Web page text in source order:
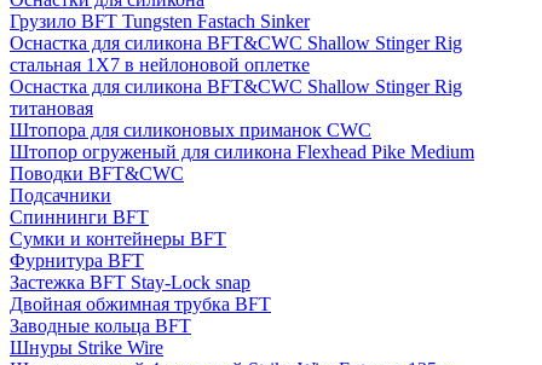
Грузило BFT Tungsten Fastach Sinker
Оснастка для силикона BFT&CWC Shallow Stinger Rig
стальная 1X7 в нейлоновой оплетке
Оснастка для силикона BFT&CWC Shallow Stinger Rig
титановая
Штопора для силиконовых приманок CWC
Штопор огруженый для силикона Flexhead Pike Medium
Поводки BFT&CWC
Подсачники
Спиннинги BFT
Сумки и контейнеры BFT
Фурнитура BFT
Застежка BFT Stay-Lock snap
Двойная обжимная трубка BFT
Заводные кольца BFT
Шнуры Strike Wire